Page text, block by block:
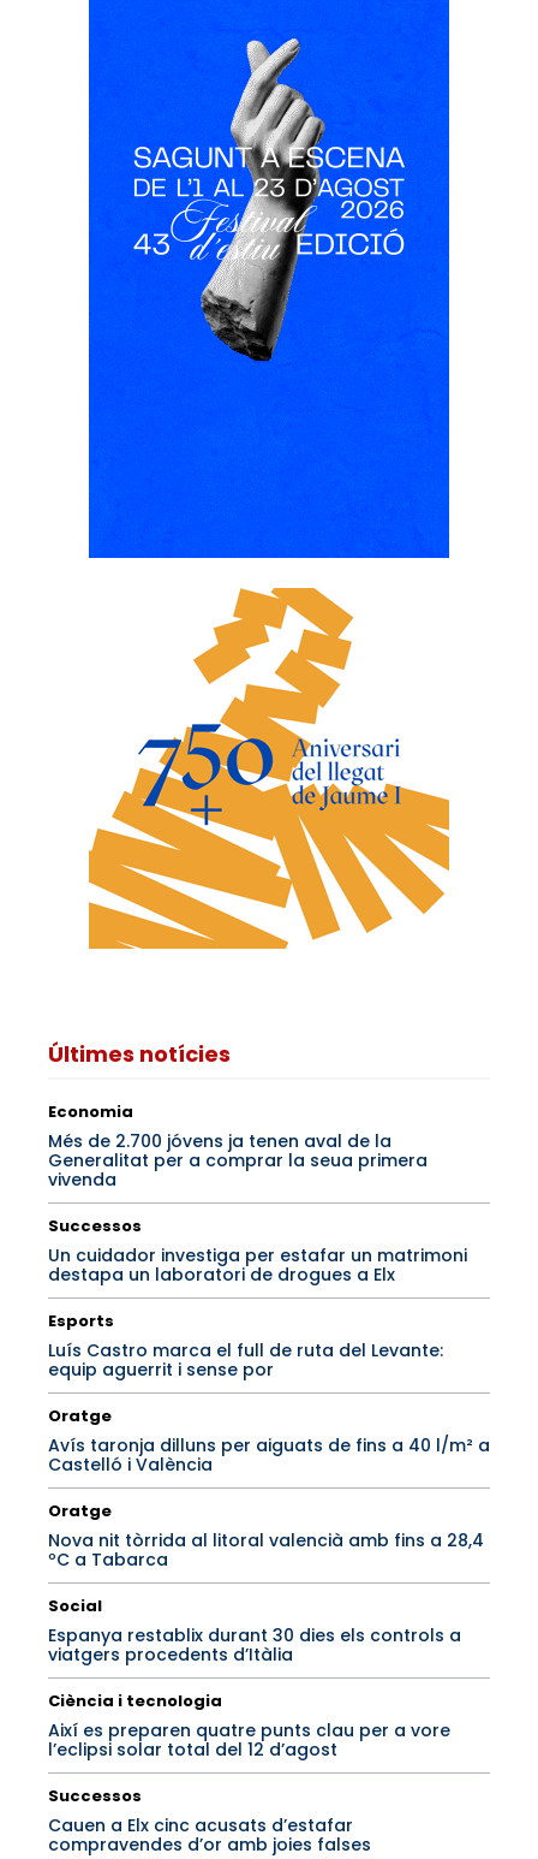
Últimes notícies
Economia
Més de 2.700 jóvens ja tenen aval de la
Generalitat per a comprar la seua primera
vivenda
Successos
Un cuidador investiga per estafar un matrimoni
destapa un laboratori de drogues a Elx
Esports
Luís Castro marca el full de ruta del Levante:
equip aguerrit i sense por
Oratge
Avís taronja dilluns per aiguats de fins a 40 l/m² a
Castelló i València
Oratge
Nova nit tòrrida al litoral valencià amb fins a 28,4
ºC a Tabarca
Social
Espanya restablix durant 30 dies els controls a
viatgers procedents d’Itàlia
Ciència i tecnologia
Així es preparen quatre punts clau per a vore
l’eclipsi solar total del 12 d’agost
Successos
Cauen a Elx cinc acusats d’estafar
compravendes d’or amb joies falses